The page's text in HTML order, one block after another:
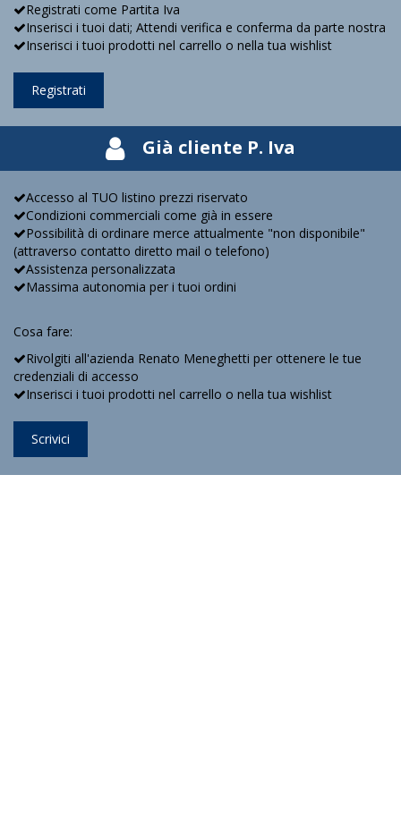
Registrati come Partita Iva
Inserisci i tuoi dati; Attendi verifica e conferma da parte nostra
Inserisci i tuoi prodotti nel carrello o nella tua wishlist
Registrati
Già cliente P. Iva
Accesso al TUO listino prezzi riservato
Condizioni commerciali come già in essere
Possibilità di ordinare merce attualmente "non disponibile"
(attraverso contatto diretto mail o telefono)
Assistenza personalizzata
Massima autonomia per i tuoi ordini
Cosa fare:
Rivolgiti all'azienda Renato Meneghetti per ottenere le tue
credenziali di accesso
Inserisci i tuoi prodotti nel carrello o nella tua wishlist
Scrivici